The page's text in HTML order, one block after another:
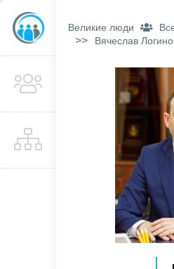
Великие люди
>> Вячеслав